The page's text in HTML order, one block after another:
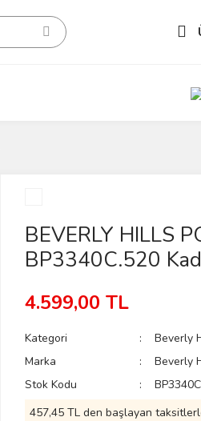
BEVERLY HILLS
BP3340C.520
4.599,00 TL
Kategori
Beverly
Marka
Beverly
Stok Kodu
457,45 TL den başlayan